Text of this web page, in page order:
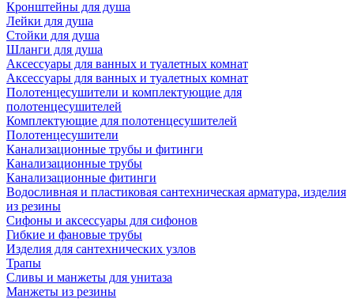
Кронштейны для душа
Лейки для душа
Стойки для душа
Шланги для душа
Аксессуары для ванных и туалетных комнат
Аксессуары для ванных и туалетных комнат
Полотенцесушители и комплектующие для
полотенцесушителей
Комплектующие для полотенцесушителей
Полотенцесушители
Канализационные трубы и фитинги
Канализационные трубы
Канализационные фитинги
Водосливная и пластиковая сантехническая арматура, изделия
из резины
Сифоны и аксессуары для сифонов
Гибкие и фановые трубы
Изделия для сантехнических узлов
Трапы
Сливы и манжеты для унитаза
Манжеты из резины